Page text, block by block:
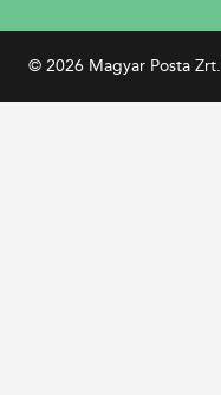
© 2026 Magyar Posta Zrt.